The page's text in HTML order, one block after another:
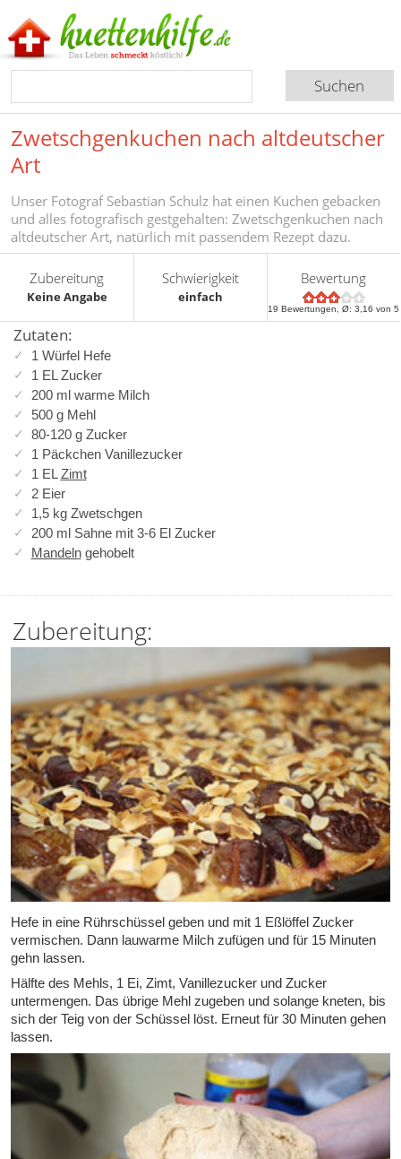
Zwetschgenkuchen nach altdeutscher
Art
Unser Fotograf Sebastian Schulz hat einen Kuchen gebacken
und alles fotografisch gestgehalten: Zwetschgenkuchen nach
altdeutscher Art, natürlich mit passendem Rezept dazu.
Zubereitung
Keine Angabe
Schwierigkeit
einfach
Bewertung
19 Bewertungen, Ø:3,16 von 5
Zutaten:
1 Würfel Hefe
1 EL Zucker
200 ml warme Milch
500 g Mehl
80-120 g Zucker
1 Päckchen Vanillezucker
1 EL Zimt
2 Eier
1,5 kg Zwetschgen
200 ml Sahne mit 3-6 El Zucker
Mandelngehobelt
Zubereitung:
Hefe in eine Rührschüssel geben und mit 1 Eßlöffel Zucker
vermischen. Dann lauwarme Milch zufügen und für 15 Minuten
gehn lassen.
Hälfte des Mehls, 1 Ei, Zimt, Vanillezucker und Zucker
untermengen. Das übrige Mehl zugeben und solange kneten, bis
sich der Teig von der Schüssel löst. Erneut für 30 Minuten gehen
lassen.